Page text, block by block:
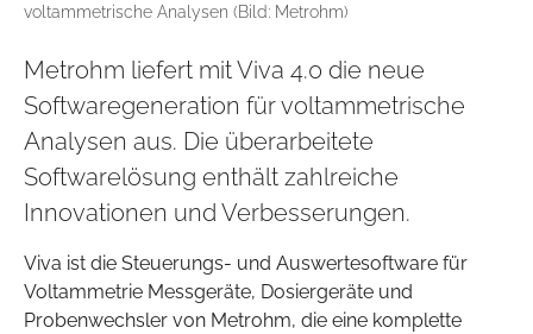
voltammetrische Analysen (Bild: Metrohm)
Metrohm liefert mit Viva 4.0 die neue
Softwaregeneration für voltammetrische
Analysen aus. Die überarbeitete
Softwarelösung enthält zahlreiche
Innovationen und Verbesserungen.
Viva ist die Steuerungs- und Auswertesoftware für
Voltammetrie Messgeräte, Dosiergeräte und
Probenwechsler von Metrohm, die eine komplette